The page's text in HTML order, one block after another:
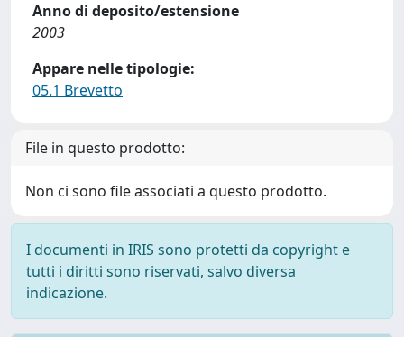
Anno di deposito/estensione
2003
Appare nelle tipologie:
05.1 Brevetto
File in questo prodotto:
Non ci sono file associati a questo prodotto.
I documenti in IRIS sono protetti da copyright e
tutti i diritti sono riservati, salvo diversa
indicazione.